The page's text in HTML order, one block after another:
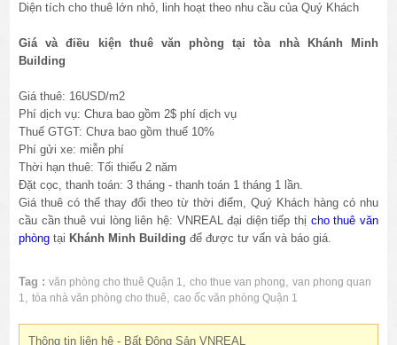
Diện tích cho thuê lớn nhỏ, linh hoạt theo nhu cầu của Quý Khách
Giá và điều kiện thuê văn phòng tại tòa nhà Khánh Minh
Building
Giá thuê: 16USD/m2
Phí dịch vụ: Chưa bao gồm 2$ phí dịch vụ
Thuế GTGT: Chưa bao gồm thuế 10%
Phí gửi xe: miễn phí
Thời hạn thuê: Tối thiểu 2 năm
Đặt cọc, thanh toán: 3 tháng - thanh toán 1 tháng 1 lần.
Giá thuê có thể thay đổi theo từ thời điểm, Quý Khách hàng có nhu
cầu cần thuê vui lòng liên hệ: VNREAL đại diện tiếp thị cho thuê văn
phòng tại Khánh Minh Building để được tư vấn và báo giá.
Tag : văn phòng cho thuê Quận 1,cho thue van phong,van phong quan
1,tòa nhà văn phòng cho thuê,cao ốc văn phòng Quận 1
Thông tin liên hệ - Bất Động Sản VNREAL